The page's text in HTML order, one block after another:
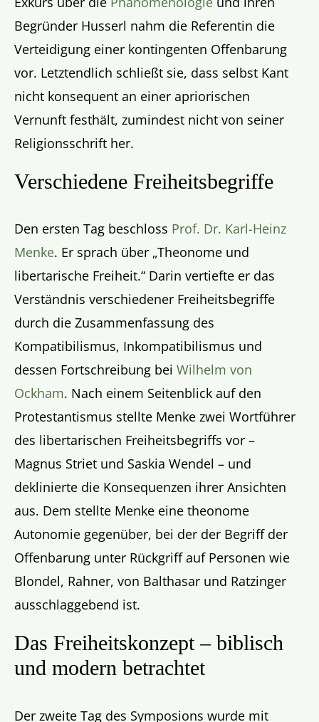
Begründer Husserl nahm die Referentin die
Verteidigung einer kontingenten Offenbarung
vor. Letztendlich schließt sie, dass selbst Kant
nicht konsequent an einer apriorischen
Vernunft festhält, zumindest nicht von seiner
Religionsschrift her.
Verschiedene Freiheitsbegriffe
Den ersten Tag beschloss Prof. Dr. Karl-Heinz
Menke. Er sprach über „Theonome und
libertarische Freiheit.“ Darin vertiefte er das
Verständnis verschiedener Freiheitsbegriffe
durch die Zusammenfassung des
Kompatibilismus, Inkompatibilismus und
dessen Fortschreibung bei Wilhelm von
Ockham. Nach einem Seitenblick auf den
Protestantismus stellte Menke zwei Wortführer
des libertarischen Freiheitsbegriffs vor –
Magnus Striet und Saskia Wendel – und
deklinierte die Konsequenzen ihrer Ansichten
aus. Dem stellte Menke eine theonome
Autonomie gegenüber, bei der der Begriff der
Offenbarung unter Rückgriff auf Personen wie
Blondel, Rahner, von Balthasar und Ratzinger
ausschlaggebend ist.
Das Freiheitskonzept – biblisch
und modern betrachtet
Der zweite Tag des Symposions wurde mit